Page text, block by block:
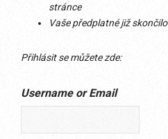
stránce
Vaše předplatné již skončilo
Přihlásit se můžete zde:
Username or Email